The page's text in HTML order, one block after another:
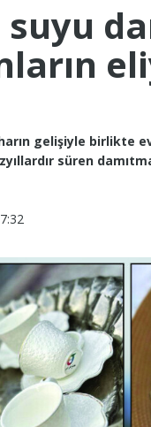
suyu
gelişiyle birlikte
süren